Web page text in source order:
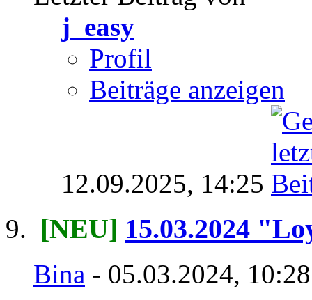
j_easy
Profil
Beiträge anzeigen
12.09.2025, 14:25
[NEU] 15.03.2024
Bina - 05.03.2024,